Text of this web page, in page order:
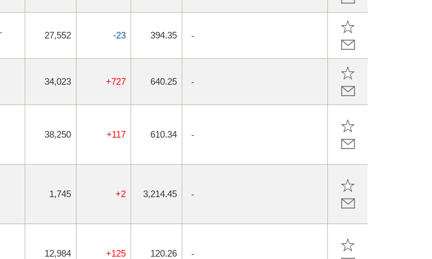
27,552 -23 394.35 -
34,023 +727 640.25 -
38,250 +117 610.34 -
1,745 +2 3,214.45 -
12,984 +125 120.26 -